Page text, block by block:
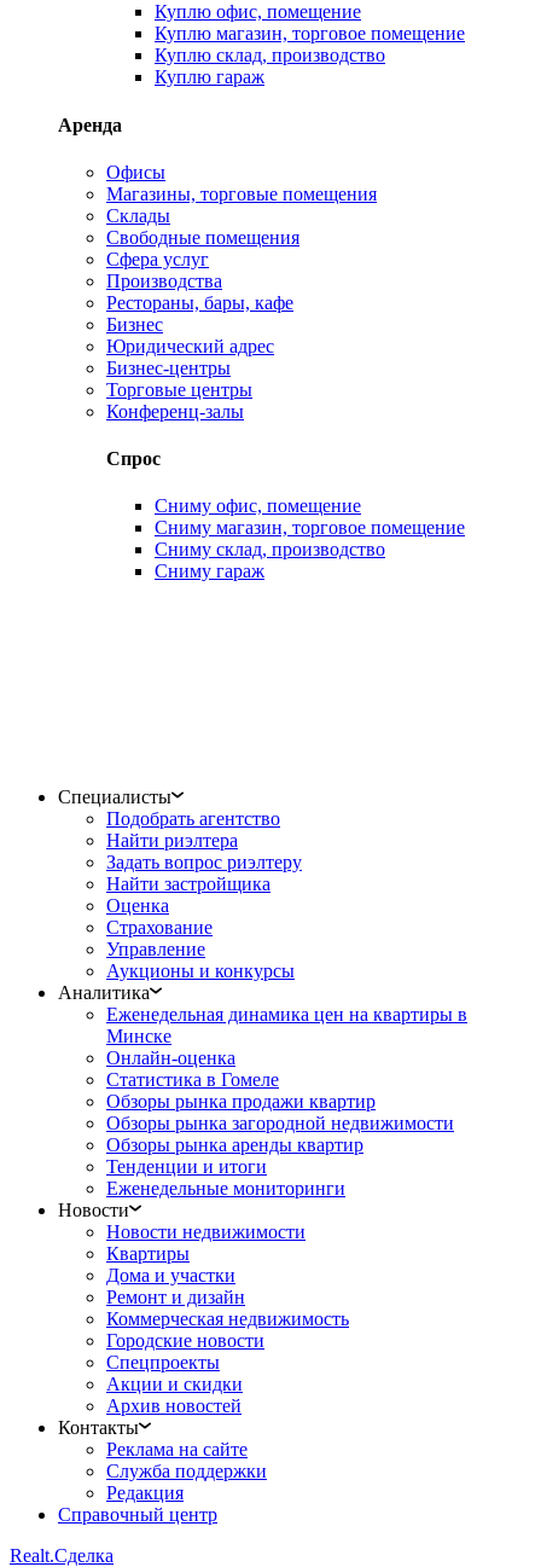
Куплю офис, помещение
Куплю магазин, торговое помещение
Куплю склад, производство
Куплю гараж
Аренда
Офисы
Магазины, торговые помещения
Склады
Свободные помещения
Сфера услуг
Производства
Рестораны, бары, кафе
Бизнес
Юридический адрес
Бизнес-центры
Торговые центры
Конференц-залы
Спрос
Сниму офис, помещение
Сниму магазин, торговое помещение
Сниму склад, производство
Сниму гараж
Специалисты
Подобрать агентство
Найти риэлтера
Задать вопрос риэлтеру
Найти застройщика
Оценка
Страхование
Управление
Аукционы и конкурсы
Аналитика
Еженедельная динамика цен на квартиры в
Минске
Онлайн-оценка
Статистика в Гомеле
Обзоры рынка продажи квартир
Обзоры рынка загородной недвижимости
Обзоры рынка аренды квартир
Тенденции и итоги
Еженедельные мониторинги
Новости
Новости недвижимости
Квартиры
Дома и участки
Ремонт и дизайн
Коммерческая недвижимость
Городские новости
Спецпроекты
Акции и скидки
Архив новостей
Контакты
Реклама на сайте
Служба поддержки
Редакция
Справочный центр
Realt.Сделка